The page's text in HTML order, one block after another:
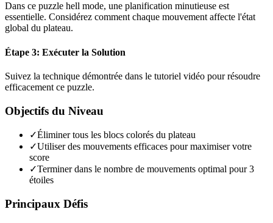
Dans ce puzzle hell mode, une planification minutieuse est
essentielle. Considérez comment chaque mouvement affecte l'état
global du plateau.
Étape 3: Exécuter la Solution
Suivez la technique démontrée dans le tutoriel vidéo pour résoudre
efficacement ce puzzle.
Objectifs du Niveau
✓Éliminer tous les blocs colorés du plateau
✓Utiliser des mouvements efficaces pour maximiser votre
score
✓Terminer dans le nombre de mouvements optimal pour 3
étoiles
Principaux Défis